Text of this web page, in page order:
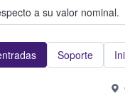
a su valor nominal.
Soporte